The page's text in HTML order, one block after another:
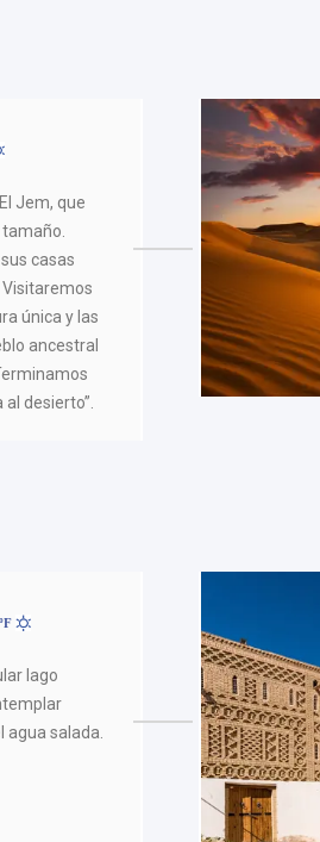
Jem, que
casas
única y las
ancestral
desierto”.
lago
salada.